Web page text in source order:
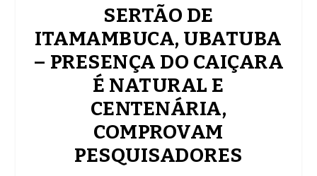
SERTÃO DE
ITAMAMBUCA, UBATUBA
– PRESENÇA DO CAIÇARA
É NATURAL E
CENTENÁRIA,
COMPROVAM
PESQUISADORES